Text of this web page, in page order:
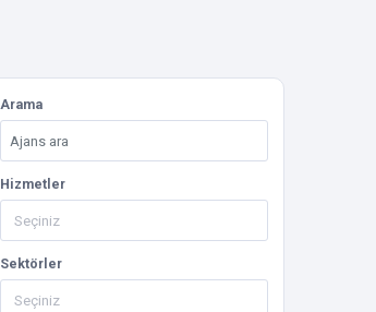
Arama
Hizmetler
Sektörler